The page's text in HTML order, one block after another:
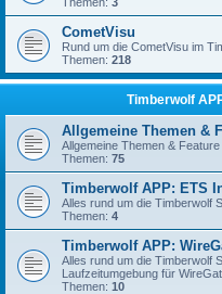
CometVisu
Rund um die CometVisu im
Themen: 218
Timberwolf
Allgemeine Themen &
Allgemeine Themen &
Themen: 75
Timberwolf APP: ETS
Alles rund um die Timberwolf
Themen: 4
Timberwolf APP:
Alles rund um die Timberwolf
Laufzeitumgebung für
Themen: 10